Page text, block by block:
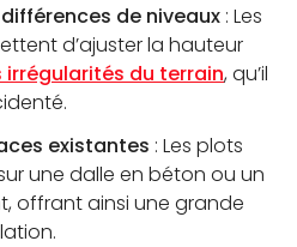
de niveaux : Les
d’ajuster la hauteur
du terrain, qu’il
existantes : Les plots
une dalle en béton ou un
offrant ainsi une grande